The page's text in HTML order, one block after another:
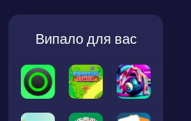
Випало для вас